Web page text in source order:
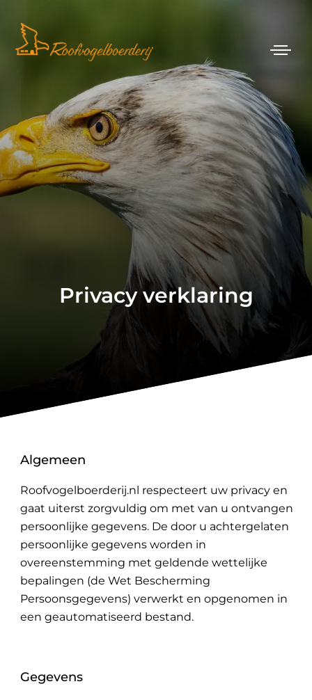
Privacy verklaring
Algemeen
Roofvogelboerderij.nl respecteert uw privacy en
gaat uiterst zorgvuldig om met van u ontvangen
persoonlijke gegevens. De door u achtergelaten
persoonlijke gegevens worden in
overeenstemming met geldende wettelijke
bepalingen (de Wet Bescherming
Persoonsgegevens) verwerkt en opgenomen in
een geautomatiseerd bestand.
Gegevens